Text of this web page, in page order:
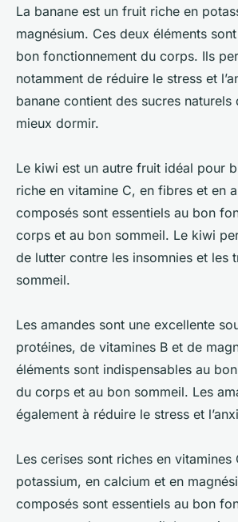
La banane est un fruit riche en
magnésium. Ces deux éléments
bon fonctionnement du corps. Ils
notamment de réduire le stress et
banane contient des sucres naturels
mieux dormir.
Le kiwi est un autre fruit idéal pour
riche en vitamine C, en fibres et en
composés sont essentiels au bon
corps et au bon sommeil. Le kiwi
de lutter contre les insomnies et les
sommeil.
Les amandes sont une excellente
protéines, de vitamines B et de
éléments sont indispensables au
du corps et au bon sommeil. Les
également à réduire le stress et
Les cerises sont riches en vitamines
potassium, en calcium et en
composés sont essentiels au bon